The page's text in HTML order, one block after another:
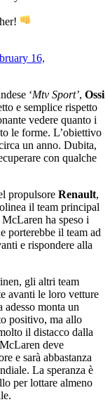
16,
‘Mtv Sport’, Ossi
e semplice rispetto
vedere quanto i
le forme. L’obiettivo
un anno. Dubita,
con qualche
propulsore Renault,
il team principal
ha speso i
porterebbe il team ad
e rispondere alla
gli altri team
avanti le loro vetture
adesso monta un
positivo, ma allo
il distacco dalla
deve
e sarà abbastanza
La speranza è
per lottare almeno